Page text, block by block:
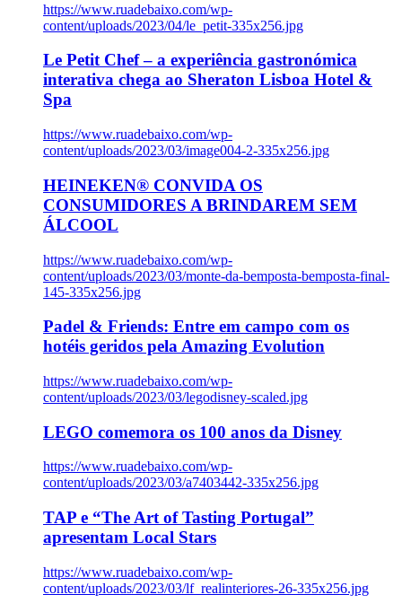
https://www.ruadebaixo.com/wp-
content/uploads/2023/04/le_petit-335x256.jpg
Le Petit Chef – a experiência gastronómica
interativa chega ao Sheraton Lisboa Hotel &
Spa
https://www.ruadebaixo.com/wp-
content/uploads/2023/03/image004-2-335x256.jpg
HEINEKEN® CONVIDA OS
CONSUMIDORES A BRINDAREM SEM
ÁLCOOL
https://www.ruadebaixo.com/wp-
content/uploads/2023/03/monte-da-bemposta-bemposta-final-
145-335x256.jpg
Padel & Friends: Entre em campo com os
hotéis geridos pela Amazing Evolution
https://www.ruadebaixo.com/wp-
content/uploads/2023/03/legodisney-scaled.jpg
LEGO comemora os 100 anos da Disney
https://www.ruadebaixo.com/wp-
content/uploads/2023/03/a7403442-335x256.jpg
TAP e “The Art of Tasting Portugal”
apresentam Local Stars
https://www.ruadebaixo.com/wp-
content/uploads/2023/03/lf_realinteriores-26-335x256.jpg